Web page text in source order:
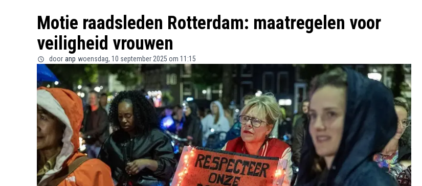
Motie raadsleden Rotterdam: maatregelen voor
veiligheid vrouwen
door anp woensdag, 10 september 2025 om 11:15